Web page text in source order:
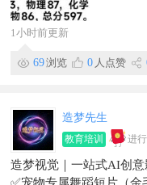
1小时前更新
69浏览 0 人点赞
造梦先生
教育培训 进
造梦视觉｜一站式AI创意
✅宠物专属舞蹈短片（金